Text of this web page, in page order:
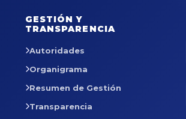
GESTIÓN Y
TRANSPARENCIA
Autoridades
Organigrama
Resumen de Gestión
Transparencia